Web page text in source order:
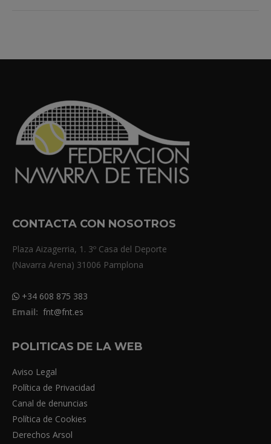
CONTACTA CON NOSOTROS
Plaza Aizagerria, 1. 3º Casa del Deporte
(Navarra Arena) 31006 Pamplona
+34 608 875 383
Email: fnt@fnt.es
POLITICAS DE LA WEB
Aviso Legal
Política de Privacidad
Canal de denuncias
Política de Cookies
Derechos Arsol